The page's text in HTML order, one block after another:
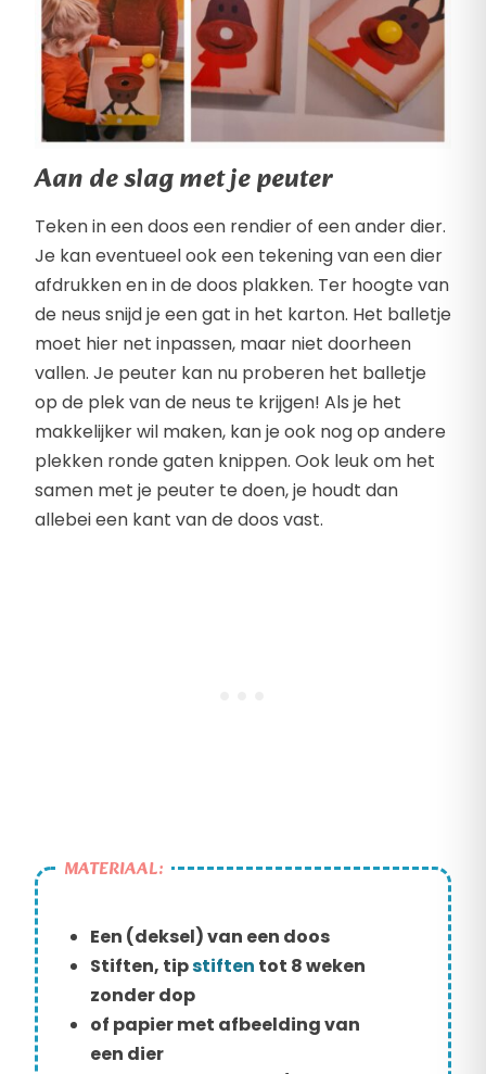
Aan de slag met je peuter
Teken in een doos een rendier of een ander dier.
Je kan eventueel ook een tekening van een dier
afdrukken en in de doos plakken. Ter hoogte van
de neus snijd je een gat in het karton. Het balletje
moet hier net inpassen, maar niet doorheen
vallen. Je peuter kan nu proberen het balletje
op de plek van de neus te krijgen! Als je het
makkelijker wil maken, kan je ook nog op andere
plekken ronde gaten knippen. Ook leuk om het
samen met je peuter te doen, je houdt dan
allebei een kant van de doos vast.
MATERIAAL:
Een (deksel) van een doos
Stiften, tipstiften tot 8 weken
zonder dop
of papier met afbeelding van
een dier